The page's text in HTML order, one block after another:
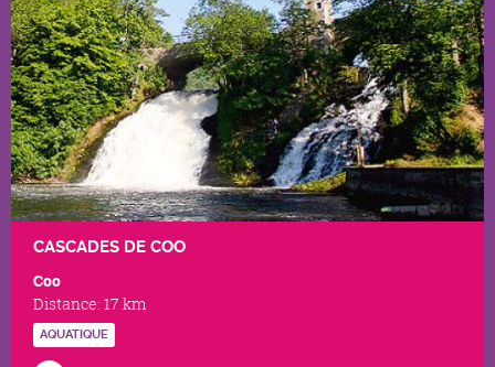
CASCADES DE COO
Coo
Distance: 17 km
AQUATIQUE